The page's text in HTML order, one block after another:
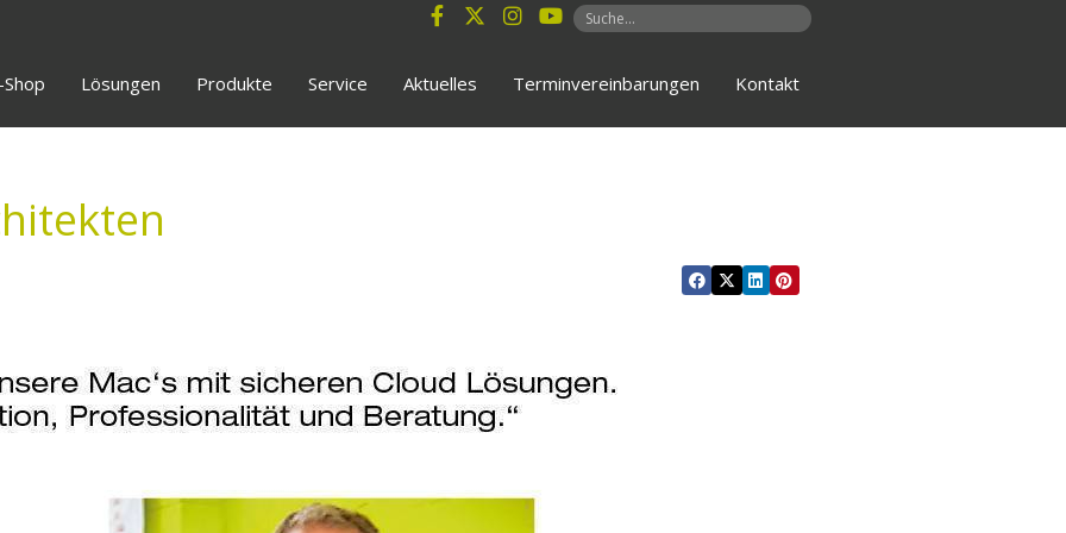
Lösungen Produkte Service Aktuelles Terminvereinbarungen Kontakt